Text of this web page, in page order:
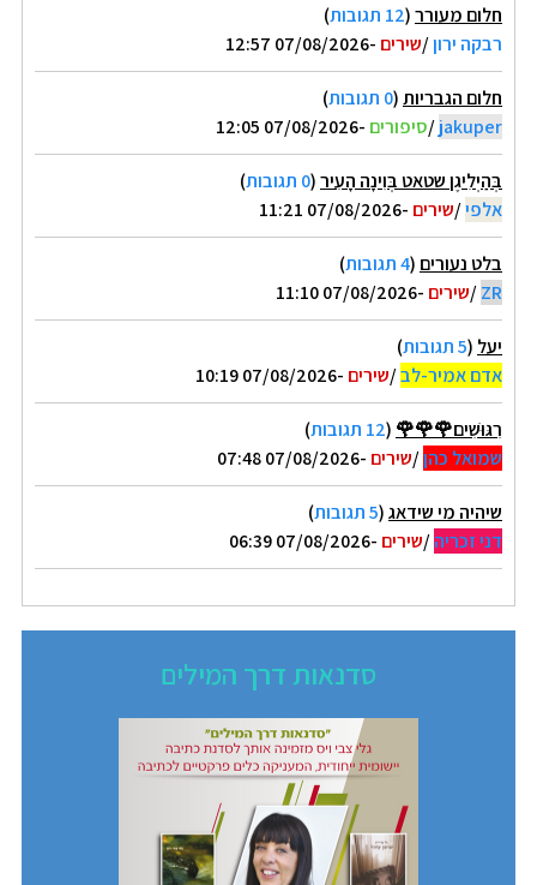
חלום מעורר(12 תגובות
)
רבקה ירון/שירים -07/08/2026 12:57
חלום הגבריות(0 תגובות
)
jakuper
/סיפורים -07/08/2026 12:05
בְּהַיְלִיגֶן שטאט בְּוִינָה הָעִיר(0 תגובות
)
אלפי/שירים -07/08/2026 11:21
בלט נעורים (4 תגובות
)
ZR
/שירים -07/08/2026 11:10
יעל (5 תגובות
)
אדם אמיר-לב/שירים -07/08/2026 10:19
רִגּוּשִׁים🌹🌹🌹 (12 תגובות
)
שמואל כהן/שירים -07/08/2026 07:48
שיהיה מי שידאג(5 תגובות
)
דני זכריה/שירים -07/08/2026 06:39
סדנאות דרך המילים